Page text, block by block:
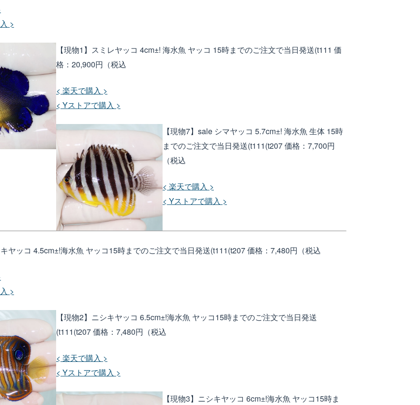
>
【現物1】スミレヤッコ 4cm±! 海水魚 ヤッコ 15時までのご注文で当日発送(t111 価
格：20,900円（税込
< 楽天で購入 >
< Yストアで購入 >
【現物7】sale シマヤッコ 5.7cm±! 海水魚 生体 15時
までのご注文で当日発送(t111(t207価格：7,700円
（税込
< 楽天で購入 >
< Yストアで購入 >
キヤッコ 4.5cm±!海水魚 ヤッコ15時までのご注文で当日発送(t111(t207価格：7,480円（税込
>
【現物2】ニシキヤッコ 6.5cm±!海水魚 ヤッコ15時までのご注文で当日発送
(t111(t207価格：7,480円（税込
< 楽天で購入 >
< Yストアで購入 >
【現物3】ニシキヤッコ 6cm±!海水魚 ヤッコ15時ま